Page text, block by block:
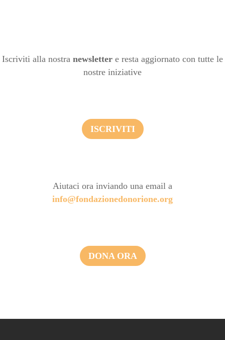
Iscriviti alla nostra newsletter e resta aggiornato con tutte le
nostre iniziative
ISCRIVITI
Aiutaci ora inviando una email a
info@fondazionedonorione.org
DONA ORA